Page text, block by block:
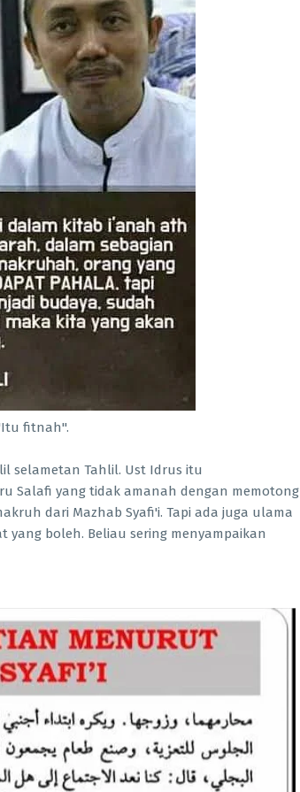
fitnah".
selametan Tahlil. Ust Idrus itu
Salafi yang tidak amanah dengan memotong
dari Mazhab Syafi'i. Tapi ada juga ulama
boleh. Beliau sering menyampaikan